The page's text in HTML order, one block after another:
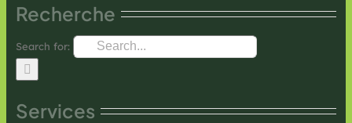
Recherche
Search for:
Services